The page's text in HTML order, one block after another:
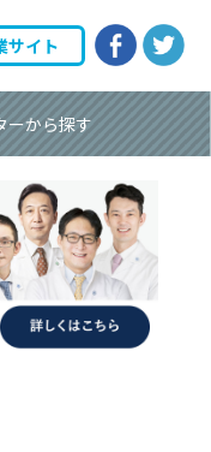
サイト
ーから探す